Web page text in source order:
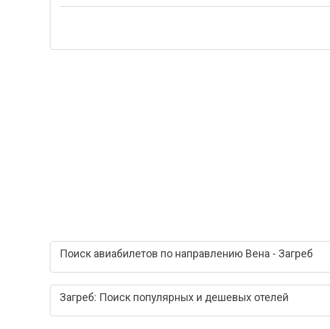
Поиск авиабилетов по направлению Вена - Загреб
Загреб: Поиск популярных и дешевых отелей